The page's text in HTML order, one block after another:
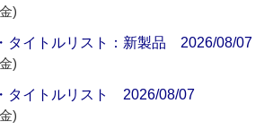
)
タイトルリスト：新製品 2026/08/07
)
タイトルリスト 2026/08/07
)